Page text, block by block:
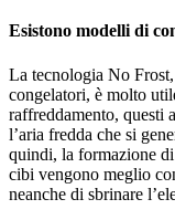
Esistono modelli di
La tecnologia No
congelatori, è molto
raffreddamento, questi
l’aria fredda che si
quindi, la formazione
cibi vengono meglio
neanche di sbrinare